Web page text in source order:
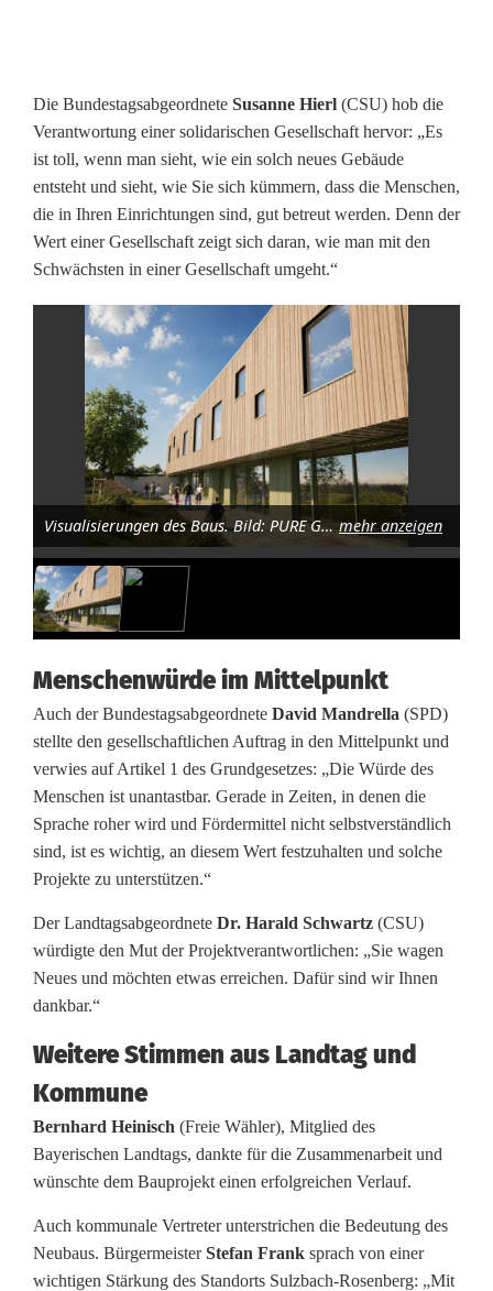
o
s
e
n
b
e
Die Bundestagsabgeordnete Susanne Hierl (CSU) hob die
Verantwortung einer solidarischen Gesellschaft hervor: „Es
ist toll, wenn man sieht, wie ein solch neues Gebäude
entsteht und sieht, wie Sie sich kümmern, dass die Menschen,
die in Ihren Einrichtungen sind, gut betreut werden. Denn der
Wert einer Gesellschaft zeigt sich daran, wie man mit den
Schwächsten in einer Gesellschaft umgeht.“
Visualisierungen des Baus. Bild: PURE GRUPPE Architektengesellschaft mbH mehr anzeigen
Menschenwürde im Mittelpunkt
Auch der Bundestagsabgeordnete David Mandrella (SPD)
stellte den gesellschaftlichen Auftrag in den Mittelpunkt und
verwies auf Artikel 1 des Grundgesetzes: „Die Würde des
Menschen ist unantastbar. Gerade in Zeiten, in denen die
Sprache roher wird und Fördermittel nicht selbstverständlich
sind, ist es wichtig, an diesem Wert festzuhalten und solche
Projekte zu unterstützen.“
Der Landtagsabgeordnete Dr. Harald Schwartz (CSU)
würdigte den Mut der Projektverantwortlichen: „Sie wagen
Neues und möchten etwas erreichen. Dafür sind wir Ihnen
dankbar.“
Weitere Stimmen aus Landtag und
Kommune
Bernhard Heinisch (Freie Wähler), Mitglied des
Bayerischen Landtags, dankte für die Zusammenarbeit und
wünschte dem Bauprojekt einen erfolgreichen Verlauf.
Auch kommunale Vertreter unterstrichen die Bedeutung des
Neubaus. BürgermeisterStefan Frank sprach von einer
wichtigen Stärkung des Standorts Sulzbach-Rosenberg: „Mit